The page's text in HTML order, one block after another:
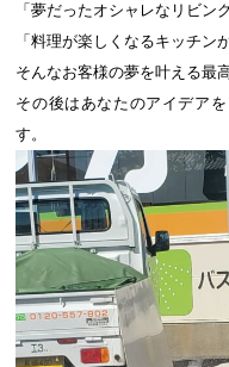
「夢だったオシャレなリビン
「料理が楽しくなるキッチン
そんなお客様の夢を叶える最
その後はあなたのアイデア
す。